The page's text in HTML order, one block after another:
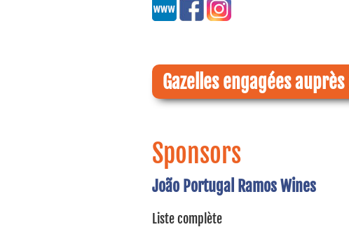
Gazelles engagées
Sponsors
João Portugal Ramos Wines
Liste complète